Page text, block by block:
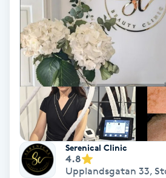
Sockring
Spa
Spa manikyr & pedikyr
Spa-manikyr
Serenical Clinic
4.8
Upplandsgatan 33,